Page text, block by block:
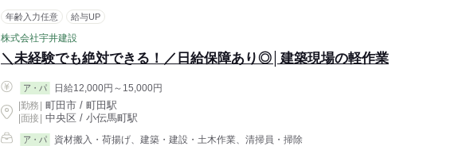
年齢入力任意 給与UP
株式会社宇井建設
＼未経験でも絶対できる！／日給保障あり◎│建築現場の軽作業
ア・パ
日給12,000円～15,000円
|勤務 町田市 / 町田駅
| 面接 | 中央区 / 小伝馬町駅
ア・パ 資材搬入・荷揚げ、建築・建設・土木作業、清掃員・掃除